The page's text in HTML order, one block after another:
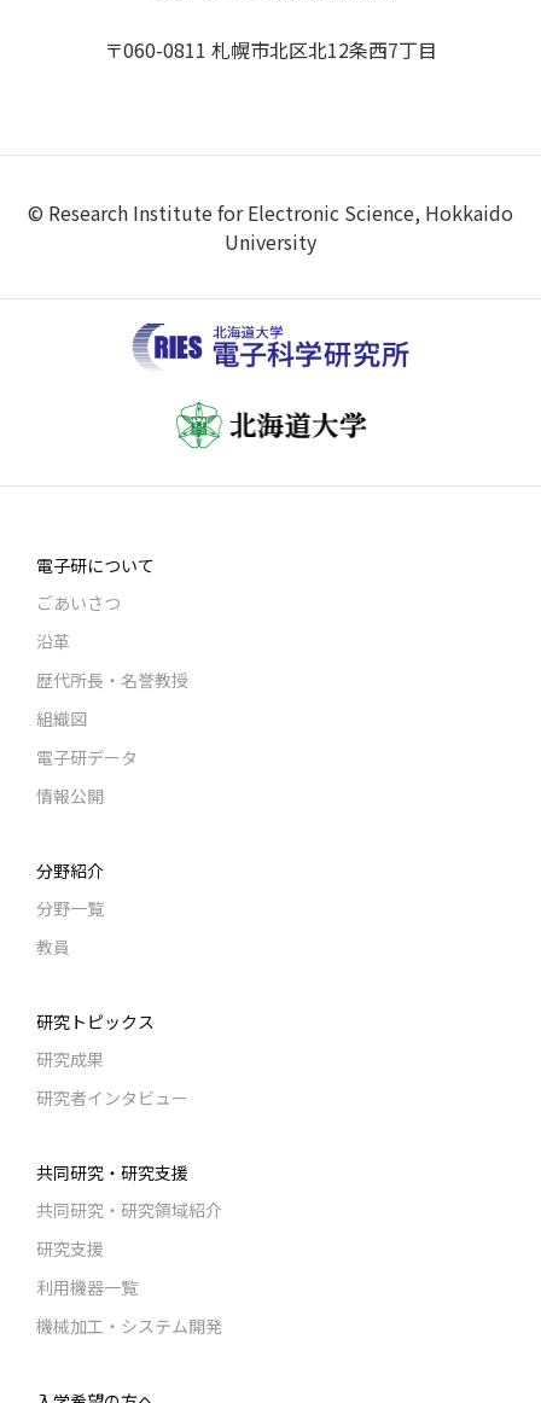
〒060-0811 札幌市北区北12条西7丁目
© Research Institute for Electronic Science, Hokkaido
University
電子研について
ごあいさつ
沿革
歴代所長・名誉教授
組織図
電子研データ
情報公開
分野紹介
分野一覧
教員
研究トピックス
研究成果
研究者インタビュー
共同研究・研究支援
共同研究・研究領域紹介
研究支援
利用機器一覧
機械加工・システム開発